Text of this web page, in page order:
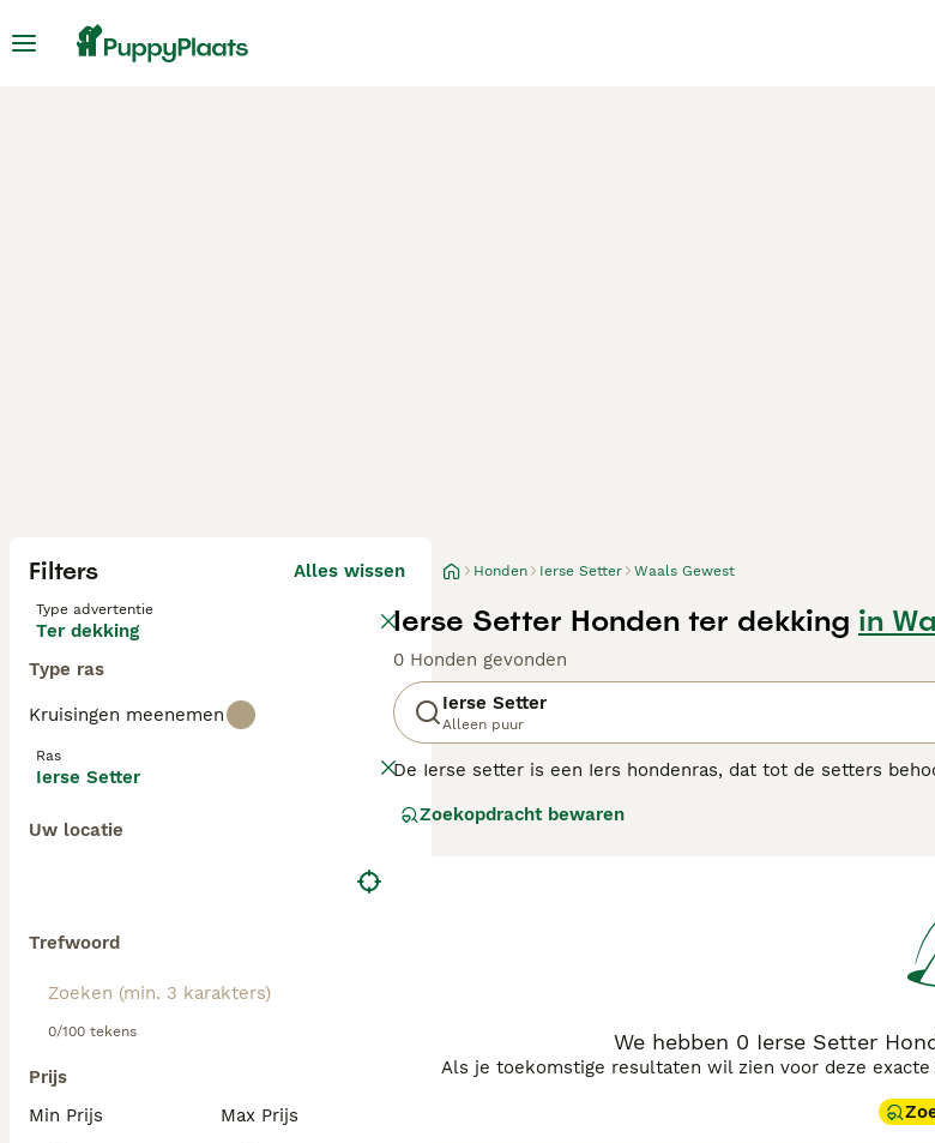
Filters Alles wissen
Type advertentie
Ter dekking
Type ras
Kruisingen meenemen
Ras
Ierse Setter
Uw locatie
Trefwoord
0/100 tekens
Prijs
Min Prijs
Max Prijs
Honden Ierse Setter Waals Gewest
Ierse Setter Honden ter dekking in
0 Honden gevonden
Ierse Setter
Alleen puur
De Ierse setter is een Iers hondenras, dat tot de setters
werkhonden.
voor informatie
Zoekopdracht bewaren
We hebben 0 Ierse Setter
Als je toekomstige resultaten wil zien voor deze